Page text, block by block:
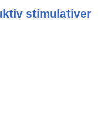
stimulativer